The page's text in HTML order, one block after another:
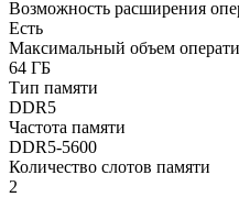
Возможность расширения
Есть
Максимальный объем
64 ГБ
Тип памяти
DDR5
Частота памяти
DDR5-5600
Количество слотов памяти
2